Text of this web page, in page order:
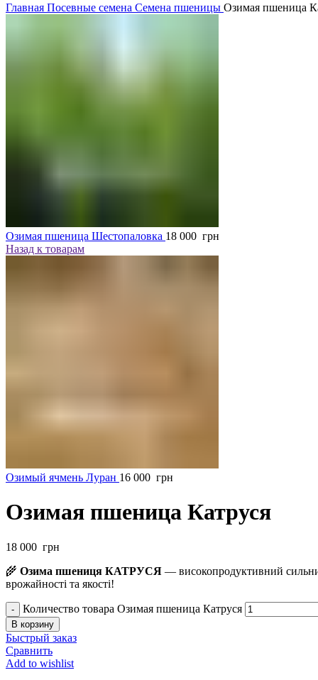
Главная Посевные семена Семена пшеницы Озимая пшеница
Озимая пшеница Шестопаловка 18 000 грн
Назад к товарам
Озимый ячмень Луран 16 000 грн
Озимая пшеница Катруся
18 000 грн
🌾 Озима пшениця КАТРУСЯ — високопродуктивний
врожайності та якості!
Количество товара Озимая пшеница Катруся
В корзину
Быстрый заказ
Сравнить
Add to wishlist